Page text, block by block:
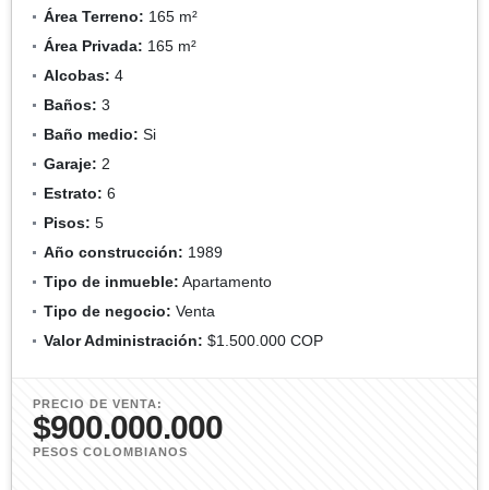
Área Terreno: 165 m²
Área Privada: 165 m²
Alcobas: 4
Baños: 3
Baño medio: Si
Garaje: 2
Estrato: 6
Pisos: 5
Año construcción: 1989
Tipo de inmueble: Apartamento
Tipo de negocio: Venta
Valor Administración: $1.500.000 COP
PRECIO DE VENTA:
$900.000.000
PESOS COLOMBIANOS